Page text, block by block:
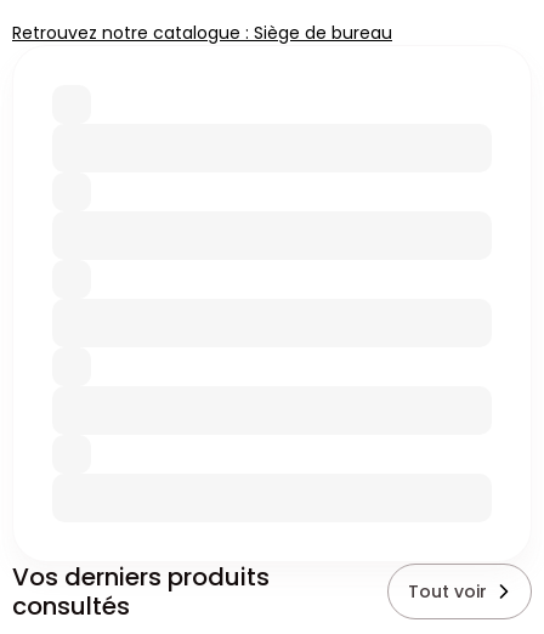
Retrouvez notre catalogue : Siège de bureau
Vos derniers produits
consultés
Tout voir